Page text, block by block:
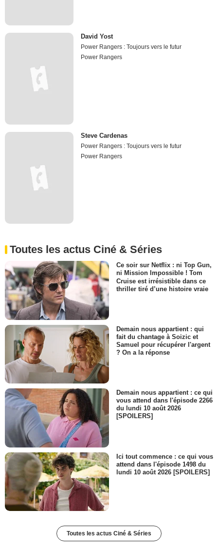
David Yost
Power Rangers : Toujours vers le futur
Power Rangers
Steve Cardenas
Power Rangers : Toujours vers le futur
Power Rangers
Toutes les actus Ciné & Séries
Ce soir sur Netflix : ni Top Gun,
ni Mission Impossible ! Tom
Cruise est irrésistible dans ce
thriller tiré d’une histoire vraie
Demain nous appartient : qui
fait du chantage à Soizic et
Samuel pour récupérer l'argent
? On a la réponse
Demain nous appartient : ce qui
vous attend dans l'épisode 2266
du lundi 10 août 2026
[SPOILERS]
Ici tout commence : ce qui vous
attend dans l'épisode 1498 du
lundi 10 août 2026 [SPOILERS]
Toutes les actus Ciné & Séries